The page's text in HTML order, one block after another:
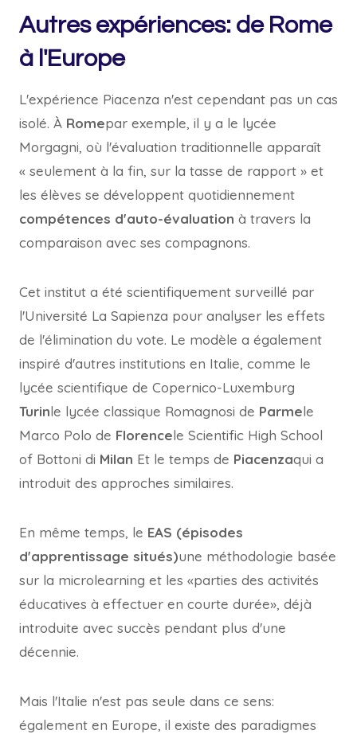
Autres expériences: de Rome
à l'Europe
L'expérience Piacenza n'est cependant pas un cas
isolé. À Romepar exemple, il y a le lycée
Morgagni, où l'évaluation traditionnelle apparaît
« seulement à la fin, sur la tasse de rapport » et
les élèves se développent quotidiennement
compétences d'auto-évaluation à travers la
comparaison avec ses compagnons.
Cet institut a été scientifiquement surveillé par
l'Université La Sapienza pour analyser les effets
de l'élimination du vote. Le modèle a également
inspiré d'autres institutions en Italie, comme le
lycée scientifique de Copernico-Luxemburg
Turinle lycée classique Romagnosi de Parmele
Marco Polo de Florencele Scientific High School
of Bottoni di Milan Et le temps de Piacenzaqui a
introduit des approches similaires.
En même temps, le EAS (épisodes
d'apprentissage situés)une méthodologie basée
sur la microlearning et les «parties des activités
éducatives à effectuer en courte durée», déjà
introduite avec succès pendant plus d'une
décennie.
Mais l'Italie n'est pas seule dans ce sens:
également en Europe, il existe des paradigmes